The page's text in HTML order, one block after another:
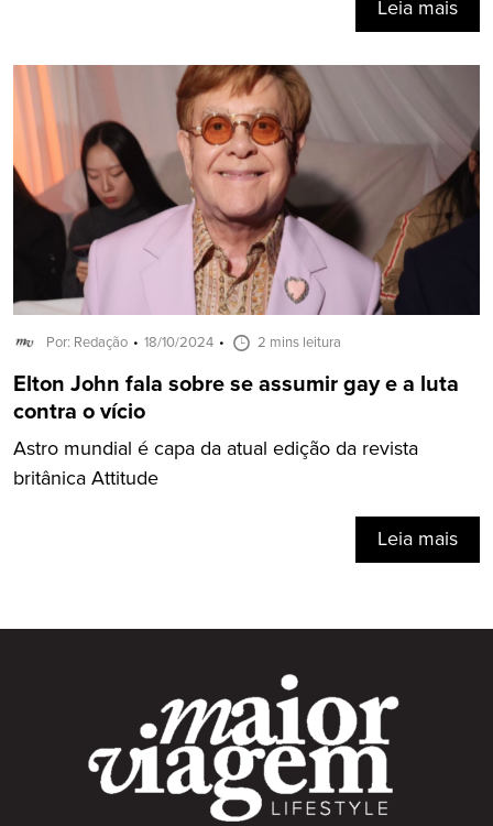
Leia mais
Por: Redação 18/10/2024 2 mins leitura
Elton John fala sobre se assumir gay e a luta
contra o vício
Astro mundial é capa da atual edição da revista
britânica Attitude
Leia mais